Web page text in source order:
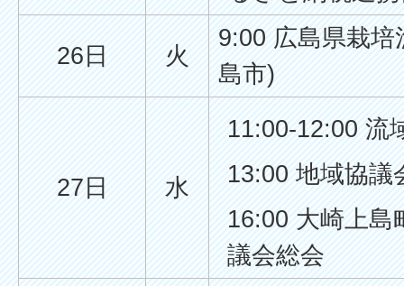
26日 火
9:00 広島県栽培
島市)
27日 水
11:00-12:00 流
13:00 地域協議
16:00 大崎上島
議会総会